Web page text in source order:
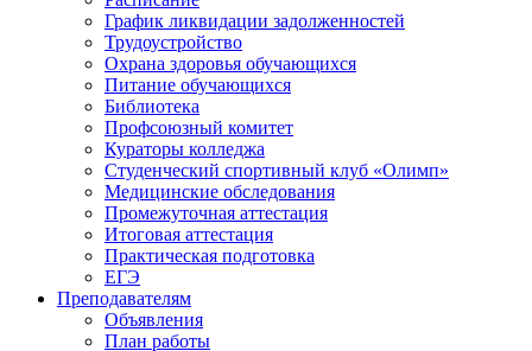
График ликвидации задолженностей
Трудоустройство
Охрана здоровья обучающихся
Питание обучающихся
Библиотека
Профсоюзный комитет
Кураторы колледжа
Студенческий спортивный клуб «Олимп»
Медицинские обследования
Промежуточная аттестация
Итоговая аттестация
Практическая подготовка
ЕГЭ
Преподавателям
Объявления
План работы